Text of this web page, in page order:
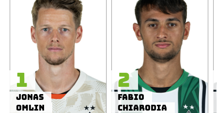
Jonas
Omlin
1
Fabio
Chiarodia
2